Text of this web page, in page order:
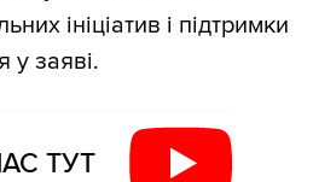
ініціатив і підтримки
у заяві.
ТУТ